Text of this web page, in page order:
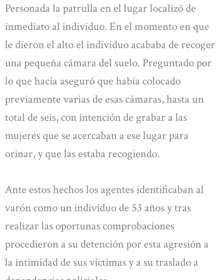
Personada la patrulla en el lugar localizó de
inmediato al individuo. En el momento en que
le dieron el alto el individuo acababa de recoger
una pequeña cámara del suelo. Preguntado por
lo que hacía aseguró que había colocado
previamente varias de esas cámaras, hasta un
total de seis, con intención de grabar a las
mujeres que se acercaban a ese lugar para
orinar, y que las estaba recogiendo.
Ante estos hechos los agentes identificaban al
varón como un individuo de 53 años y tras
realizar las oportunas comprobaciones
procedieron a su detención por esta agresión a
la intimidad de sus víctimas y a su traslado a